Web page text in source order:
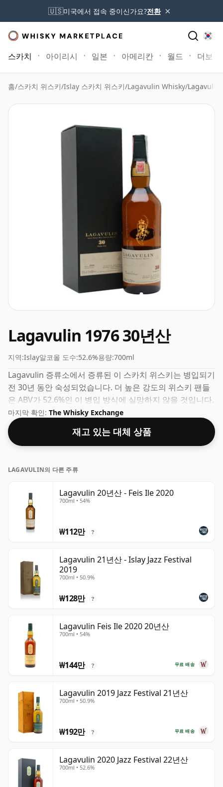
🇺🇸미국에서 접속 중이신가요?전환 ×
스카치 아이리시 일본 아메리칸 월드 더보기
홈/스카치 위스키/Islay 스카치 위스키/Lagavulin Whisky/Lagavulin
Lagavulin 1976 30년산
지역:Islay알코올 도수:52.6%용량:700ml
Lagavulin 증류소에서 증류된 이 스카치 위스키는 병입되기
전 30년 동안 숙성되었습니다. 더 높은 강도의 위스키 팬들
은 ABV가 52.6%인 이 병입 방식에 실망하지 않을 것입니다.
마지막 확인: The Whisky Exchange
재고 있는 대체 상품
LAGAVULIN의 다른 주류
Lagavulin 20년산 - Feis Ile 2020
700ml • 54%
₩112만 ?
Lagavulin 21년산 - Islay Jazz Festival
2019
700ml • 50.9%
₩128만 ?
Lagavulin Feis Ile 2020 20년산
700ml • 54%
무료 배송
₩144만 ?
Lagavulin 2019 Jazz Festival 21년산
700ml • 50.9%
무료 배송
₩192만 ?
Lagavulin 2020 Jazz Festival 22년산
700ml • 52.6%